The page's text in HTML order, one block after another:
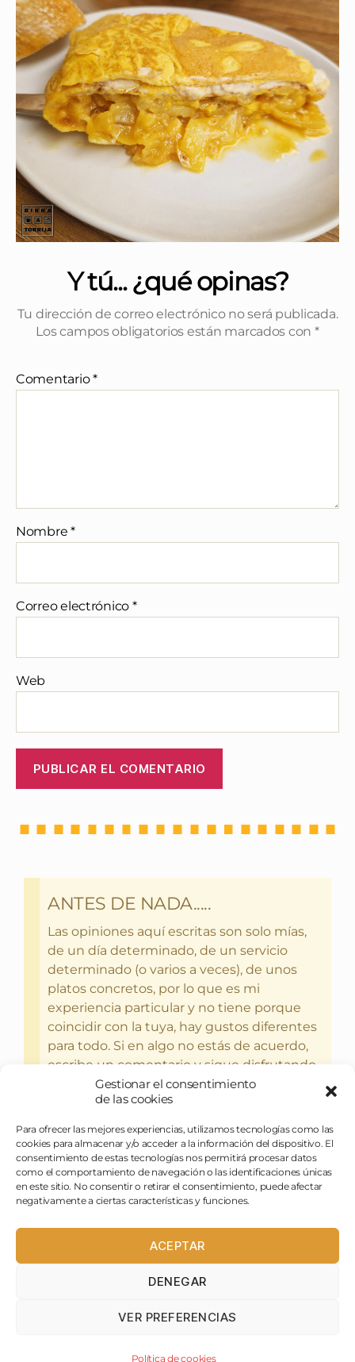
Gestionar el consentimiento
de las cookies
Para ofrecer las mejores experiencias, utilizamos tecnologías como las
cookies para almacenar y/o acceder a la información del dispositivo. El
consentimiento de estas tecnologías nos permitirá procesar datos
como el comportamiento de navegación o las identificaciones únicas
en este sitio. No consentir o retirar el consentimiento, puede afectar
negativamente a ciertas características y funciones.
ACEPTAR
DENEGAR
VER PREFERENCIAS
Política de cookies
Y tú... ¿qué opinas?
Tu dirección de correo electrónico no será publicada.
Los campos obligatorios están marcados con *
Comentario*
Nombre*
Correo electrónico *
Web
ANTES DE NADA.....
Las opiniones aquí escritas son solo mías,
de un día determinado, de un servicio
determinado (o varios a veces), de unos
platos concretos, por lo que es mi
experiencia particular y no tiene porque
coincidir con la tuya, hay gustos diferentes
para todo. Si en algo no estás de acuerdo,
escribe un comentario y sigue disfrutando
del bebercio y el glotoneo.